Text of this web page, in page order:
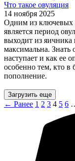
Что такое овуляция
14 ноября 2025
Одним из ключевых
является период
выходит из яичника
максимальна. Знать
наступает и как ее
особенно тем, кто
пополнение.
Загрузить еще
← Ранее 1 2 3 4 5 6